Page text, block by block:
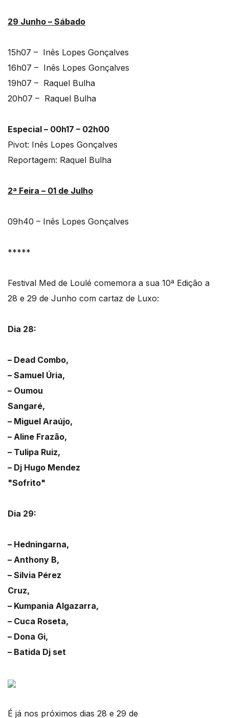
29 Junho – Sábado
15h07 – Inês Lopes Gonçalves
16h07 – Inês Lopes Gonçalves
19h07 – Raquel Bulha
20h07 – Raquel Bulha
Especial – 00h17 – 02h00
Pivot: Inês Lopes Gonçalves
Reportagem: Raquel Bulha
2ª Feira – 01 de Julho
09h40 – Inês Lopes Gonçalves
*****
Festival Med de Loulé comemora a sua 10ª Edição a
28 e 29 de Junho com cartaz de Luxo:
Dia 28:
– Dead Combo,
– Samuel Úria,
– Oumou
Sangaré,
– Miguel Araújo,
– Aline Frazão,
– Tulipa Ruiz,
– Dj Hugo Mendez
"Sofrito"
Dia 29:
– Hedningarna,
– Anthony B,
– Silvia Pérez
Cruz,
– Kumpania Algazarra,
– Cuca Roseta,
– Dona Gi,
– Batida Dj set
É já nos próximos dias 28 e 29 de